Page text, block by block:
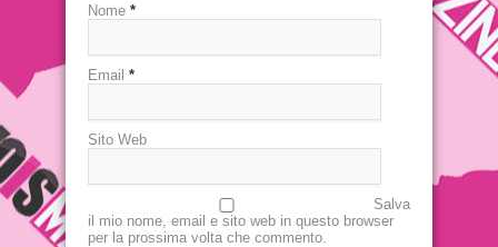
Nome *
Email *
Sito Web
Salva
il mio nome, email e sito web in questo browser
per la prossima volta che commento.